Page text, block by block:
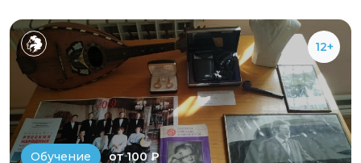
12+
Обучение от 100 ₽